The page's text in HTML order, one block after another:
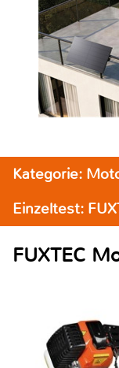
Kategorie:
Einzeltest:
FUXTEC